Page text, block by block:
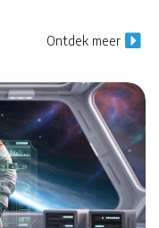
Ontdek meer